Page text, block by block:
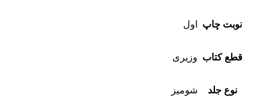
نوبت چاپ اول
قطع کتاب وزیری
نوع جلد شومیز